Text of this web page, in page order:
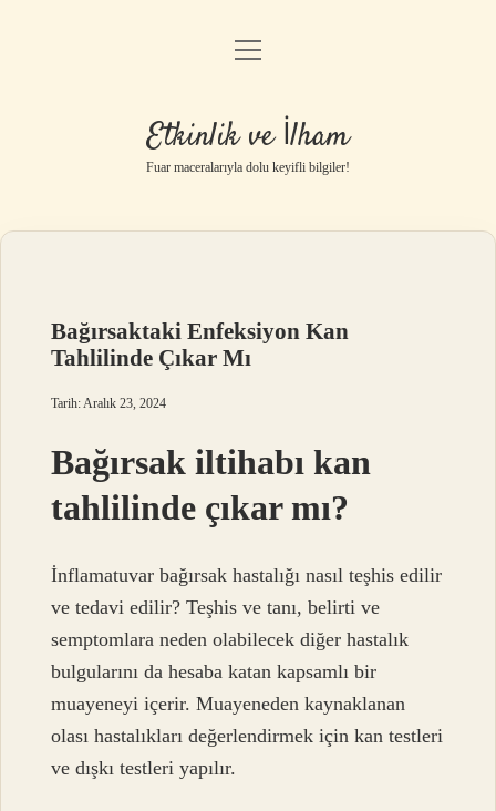
Anasayfa
Gizlilik Politikası
Yasal Uyarı
menüyü
Etkinlik ve İlham
Fuar maceralarıyla dolu keyifli bilgiler!
Bağırsaktaki Enfeksiyon Kan
Tahlilinde Çıkar Mı
Tarih: Aralık 23, 2024
Bağırsak iltihabı kan
tahlilinde çıkar mı?
İnflamatuvar bağırsak hastalığı nasıl teşhis edilir
ve tedavi edilir? Teşhis ve tanı, belirti ve
semptomlara neden olabilecek diğer hastalık
bulgularını da hesaba katan kapsamlı bir
muayeneyi içerir. Muayeneden kaynaklanan
olası hastalıkları değerlendirmek için kan testleri
ve dışkı testleri yapılır.